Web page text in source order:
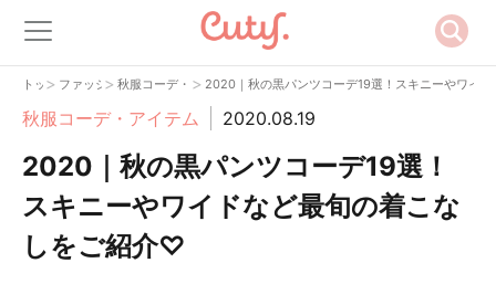
トップ
> ファッション
> 秋服コーデ・アイテム
> 2020｜秋の黒パンツコーデ19選！スキニーやワイ
秋服コーデ・アイテム 2020.08.19
2020｜秋の黒パンツコーデ19選！
スキニーやワイドなど最旬の着こな
しをご紹介♡